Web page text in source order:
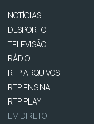
NOTÍCIAS
DESPORTO
TELEVISÃO
RÁDIO
RTP ARQUIVOS
RTP ENSINA
RTP PLAY
EM DIRETO